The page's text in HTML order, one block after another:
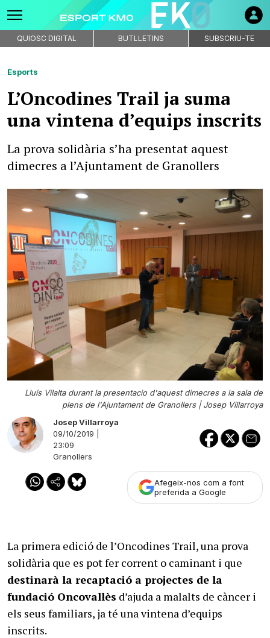
QUIOSC DIGITAL BUTLLETINS SUBSCRIU-TE
Esports
L’Oncodines Trail ja suma
una vintena d’equips inscrits
La prova solidària s’ha presentat aquest
dimecres a l’Ajuntament de Granollers
Lluís Vilalta durant la presentacio d'aquest dimecres a la sala de
plens de l'Ajuntament de Granollers |Josep Villarroya
Josep Villarroya
09/10/2019 |
23:09
Granollers
Afegeix-nos com a font
preferida a Google
La primera edició de l’Oncodines Trail, una prova
solidària que es pot fer corrent o caminant i que
destinarà la recaptació a projectes de la
fundació Oncovallès d’ajuda a malalts de càncer i
els seus familiars, ja té una vintena d’equips
inscrits.